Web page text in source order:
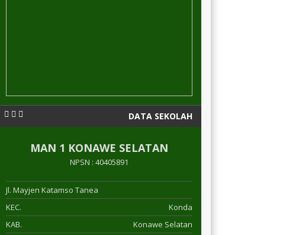
DATA SEKOLAH
MAN 1 KONAWE SELATAN
NPSN : 40405891
Jl. Mayjen Katamso Tanea
KEC.
Konda
KAB.
Konawe Selatan